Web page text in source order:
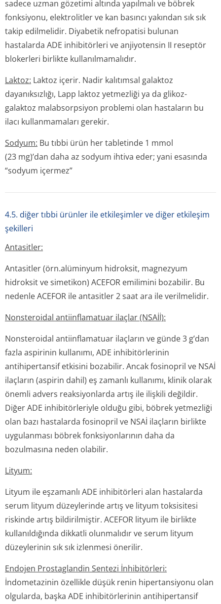
sadece uzman gözetimi altında yapılmalı ve böbrek
fonksiyonu, elektrolitler ve kan basıncı yakından sık sık
takip edilmelidir. Diyabetik nefropatisi bulunan
hastalarda ADE inhibitörleri ve anjiyotensin II reseptör
blokerleri birlikte kullanılmamalıdır.
Laktoz: Laktoz içerir. Nadir kalıtımsal galaktoz
dayanıksızlığı, Lapp laktoz yetmezliği ya da glikoz-
galaktoz malabsorpsiyon problemi olan hastaların bu
ilacı kullanmamaları gerekir.
Sodyum: Bu tıbbi ürün her tabletinde 1 mmol
(23 mg)’dan daha az sodyum ihtiva eder; yani esasında
“sodyum içermez”
4.5. diğer tıbbi ürünler ile etkileşimler ve diğer etkileşim
şekilleri
Antasitler:
Antasitler (örn.alüminyum hidroksit, magnezyum
hidroksit ve simetikon) ACEFOR emilimini bozabilir. Bu
nedenle ACEFOR ile antasitler 2 saat ara ile verilmelidir.
Nonsteroidal antiinflamatuar ilaçlar (NSAİİ):
Nonsteroidal antiinflamatuar ilaçların ve günde 3 g’dan
fazla aspirinin kullanımı, ADE inhibitörlerinin
antihipertansif etkisini bozabilir. Ancak fosinopril ve NSAİ
ilaçların (aspirin dahil) eş zamanlı kullanımı, klinik olarak
önemli advers reaksiyonlarda artış ile ilişkili değildir.
Diğer ADE inhibitörleriyle olduğu gibi, böbrek yetmezliği
olan bazı hastalarda fosinopril ve NSAİ ilaçların birlikte
uygulanması böbrek fonksiyonlarının daha da
bozulmasına neden olabilir.
Lityum:
Lityum ile eşzamanlı ADE inhibitörleri alan hastalarda
serum lityum düzeylerinde artış ve lityum toksisitesi
riskinde artış bildirilmiştir. ACEFOR lityum ile birlikte
kullanıldığında dikkatli olunmalıdır ve serum lityum
düzeylerinin sık sık izlenmesi önerilir.
Endojen Prostaglandin Sentezi İnhibitörleri:
İndometazinin özellikle düşük renin hipertansiyonu olan
olgularda, başka ADE inhibitörlerinin antihipertansif